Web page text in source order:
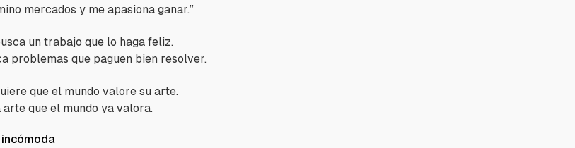
mercados y me apasiona ganar.”
un trabajo que lo haga feliz.
problemas que paguen bien resolver.
que el mundo valore su arte.
arte que el mundo ya valora.